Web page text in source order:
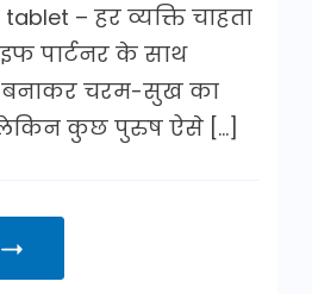
– हर व्यक्ति चाहता
पार्टनर के साथ
बनाकर चरम-सुख का
लेकिन कुछ पुरुष ऐसे […]